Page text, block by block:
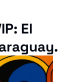
El